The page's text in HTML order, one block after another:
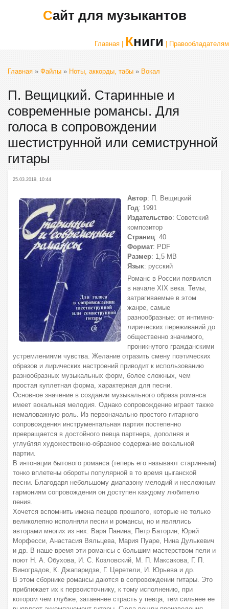
Сайт для музыкантов
Главная | Книги | Правообладателям
Главная » Файлы » Ноты, аккорды, табы » Вокал
П. Вещицкий. Старинные и
современные романсы. Для
голоса в сопровождении
шестиструнной или семиструнной
гитары
25.03.2019, 10:44
Автор: П. Вещицкий
Год: 1991
Издательство: Советский
композитор
Страниц: 40
Формат: PDF
Размер: 1,5 МВ
Язык: русский
Романс в России появился
в начале XIX века. Темы,
затрагиваемые в этом
жанре, самые
разнообразные: от интимно-
лирических переживаний до
общественно значимого,
проникнутого гражданскими
устремлениями чувства. Желание отразить смену поэтических
образов и лирических настроений приводит к использованию
разнообразных музыкальных форм, более сложных, чем
простая куплетная форма, характерная для песни.
Основное значение в создании музыкального образа романса
имеет вокальная мелодия. Однако сопровождение играет также
немаловажную роль. Из первоначально простого гитарного
сопровождения инструментальная партия постепенно
превращается в достойного певца партнера, дополняя и
углубляя художественно-образное содержание вокальной
партии.
В интонации бытового романса (теперь его называют старинным)
тонко вплетены обороты популярной в то время цыганской
песни. Благодаря небольшому диапазону мелодий и несложным
гармониям сопровождения он доступен каждому любителю
пения.
Хочется вспомнить имена певцов прошлого, которые не только
великолепно исполняли песни и романсы, но и являлись
авторами многих из них: Варя Панина, Петр Баторин, Юрий
Морфесси, Анастасия Вяльцева, Мария Пуаре, Нина Дулькевич
и др. В наше время эти романсы с большим мастерством пели и
поют Н. А. Обухова, И. С. Козловский, М. П. Максакова, Г. П.
Виноградов, К. Джапаридзе, Г. Церетели, И. Юрьева и др.
В этом сборнике романсы даются в сопровождении гитары. Это
приближает их к первоисточнику, к тому исполнению, при
котором чем глубже, затаеннее страсть у певца, тем сильнее ее